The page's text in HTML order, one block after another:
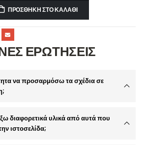
ΠΡΟΣΘΉΚΗ ΣΤΟ ΚΑΛΆΘΙ
ΕΡΩΤΗΣΕΙΣ
να προσαρμόσω τα σχέδια σε
διαφορετικά υλικά από αυτά που
ιστοσελίδα;